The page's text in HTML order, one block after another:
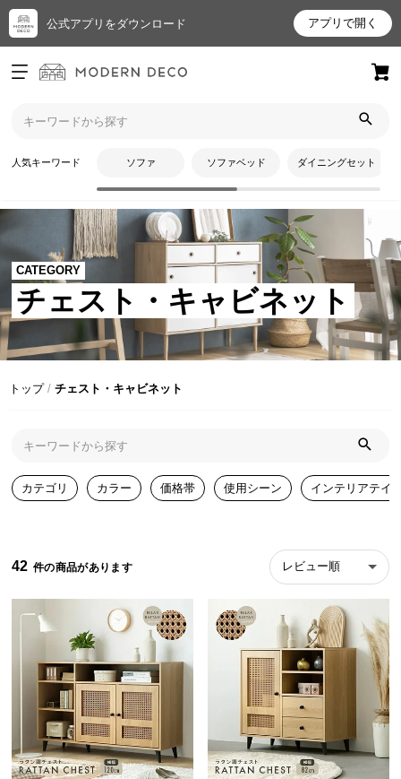
公式アプリをダウンロード アプリで開く
ログイン
新規会員登録
お
ア
イ
テ
ム
最
ェ
ク
イ
ム
人気キーワード ソファ ソファベッド ダイニングセット
CATEGORY
チェスト・キャビネット
トップ チェスト・キャビネット
カテゴリ カラー 価格帯 使用シーン インテリアテイ
42 レビュー順